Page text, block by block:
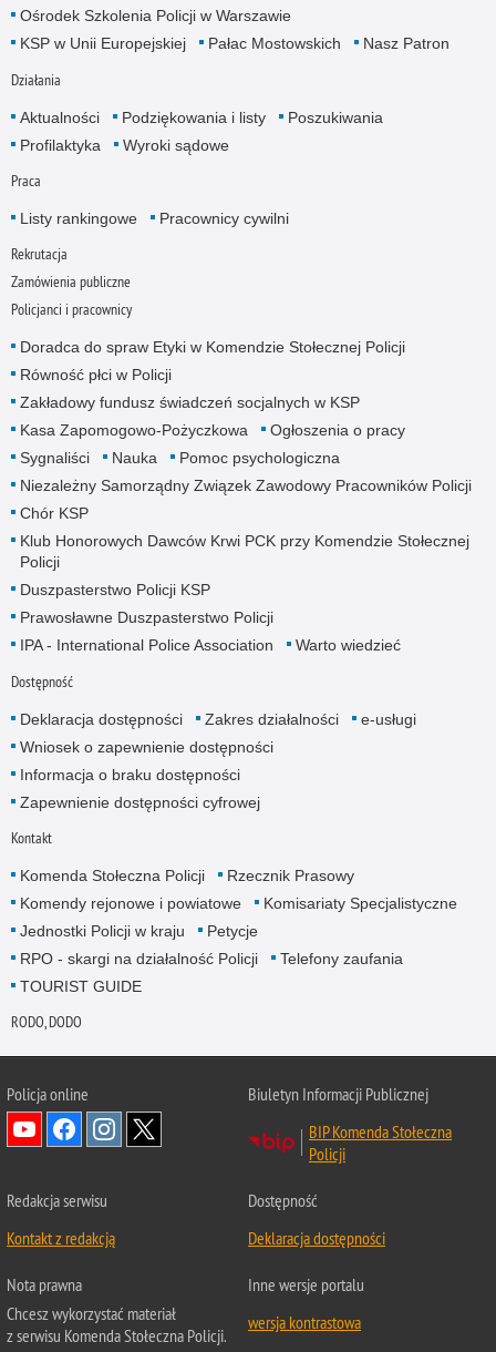
Ośrodek Szkolenia Policji w Warszawie
KSP w Unii Europejskiej
Pałac Mostowskich Nasz Patron
Działania
Aktualności Podziękowania i listy
Poszukiwania
Profilaktyka
Wyroki sądowe
Praca
Listy rankingowe Pracownicy cywilni
Rekrutacja
Zamówienia publiczne
Policjanci i pracownicy
Doradca do spraw Etyki w Komendzie Stołecznej Policji
Równość płci w Policji
Zakładowy fundusz świadczeń socjalnych w KSP
Kasa Zapomogowo-Pożyczkowa
Ogłoszenia o pracy
Sygnaliści
Nauka
Pomoc psychologiczna
Niezależny Samorządny Związek Zawodowy Pracowników Policji
Chór KSP
Klub Honorowych Dawców Krwi PCK przy Komendzie Stołecznej
Policji
Duszpasterstwo Policji KSP
Prawosławne Duszpasterstwo Policji
IPA - International Police Association
Warto wiedzieć
Dostępność
Deklaracja dostępności Zakres działalności
e-usługi
Wniosek o zapewnienie dostępności
Informacja o braku dostępności
Zapewnienie dostępności cyfrowej
Kontakt
Komenda Stołeczna Policji
Rzecznik Prasowy
Komendy rejonowe i powiatowe
Komisariaty Specjalistyczne
Jednostki Policji w kraju
Petycje
RPO - skargi na działalność Policji
Telefony zaufania
TOURIST GUIDE
RODO, DODO
Policja online
Biuletyn Informacji Publicznej
BIP Komenda Stołeczna
Policji
Redakcja serwisu
Kontakt z redakcją
Dostępność
Deklaracja dostępności
Nota prawna
Chcesz wykorzystać materiał
z serwisu Komenda Stołeczna Policji.
Inne wersje portalu
wersja kontrastowa